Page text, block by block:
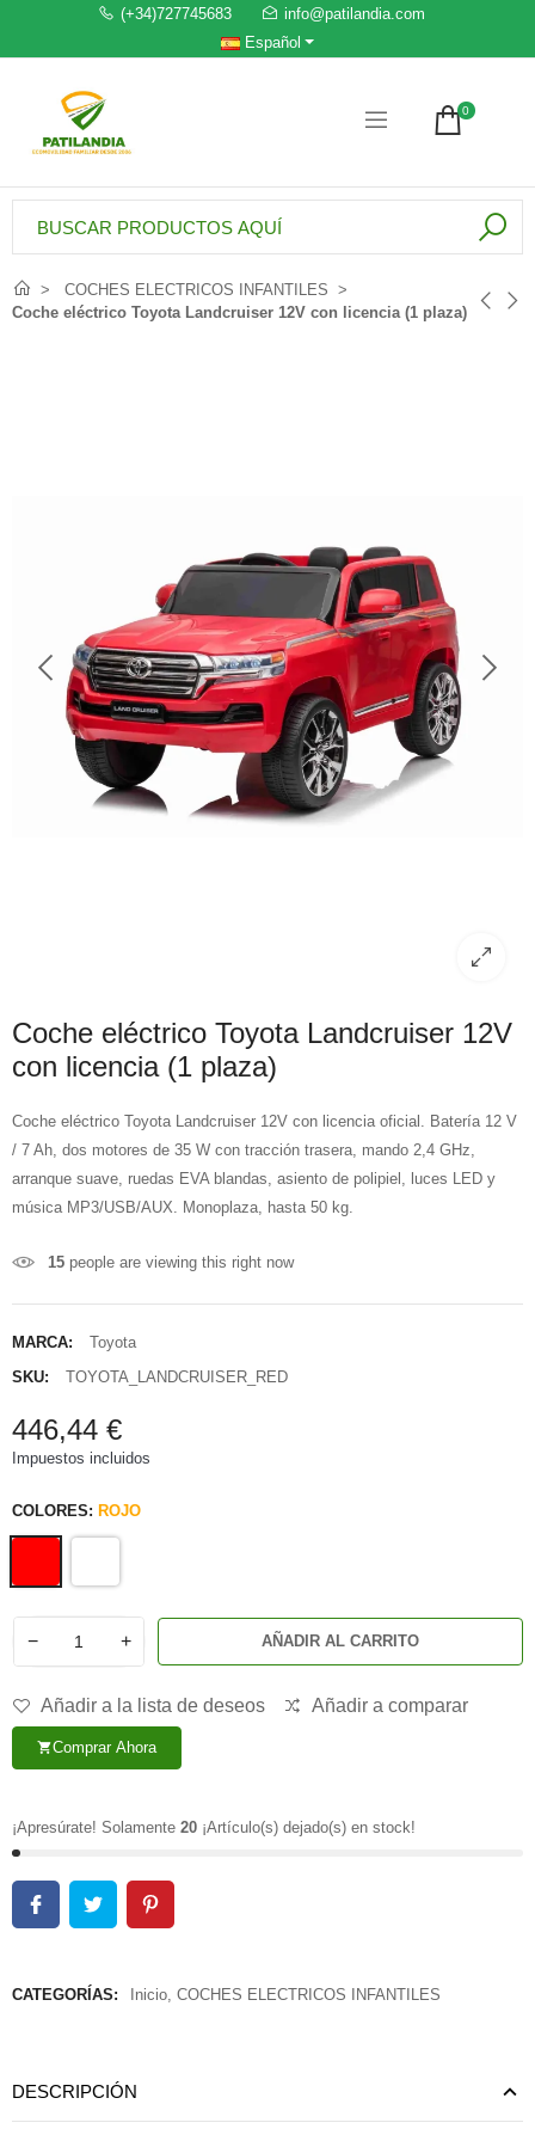
(+34)727745683
info@patilandia.com
Español
0
COCHES ELECTRICOS INFANTILES
Coche eléctrico Toyota Landcruiser 12V con licencia (1 plaza)
Coche eléctrico Toyota Landcruiser 12V
con licencia (1 plaza)
Coche eléctrico Toyota Landcruiser 12V con licencia oficial. Batería 12 V
/ 7 Ah, dos motores de 35 W con tracción trasera, mando 2,4 GHz,
arranque suave, ruedas EVA blandas, asiento de polipiel, luces LED y
música MP3/USB/AUX. Monoplaza, hasta 50 kg.
15 people are viewing this right now
MARCA:
Toyota
SKU:
TOYOTA_LANDCRUISER_RED
446,44 €
Impuestos incluidos
COLORES: ROJO
− + AÑADIR AL CARRITO
Añadir a la lista de deseos Añadir a comparar
shopping_cartComprar Ahora
¡Apresúrate! Solamente 20 ¡Artículo(s) dejado(s) en stock!
CATEGORÍAS: Inicio COCHES ELECTRICOS INFANTILES
DESCRIPCIÓN